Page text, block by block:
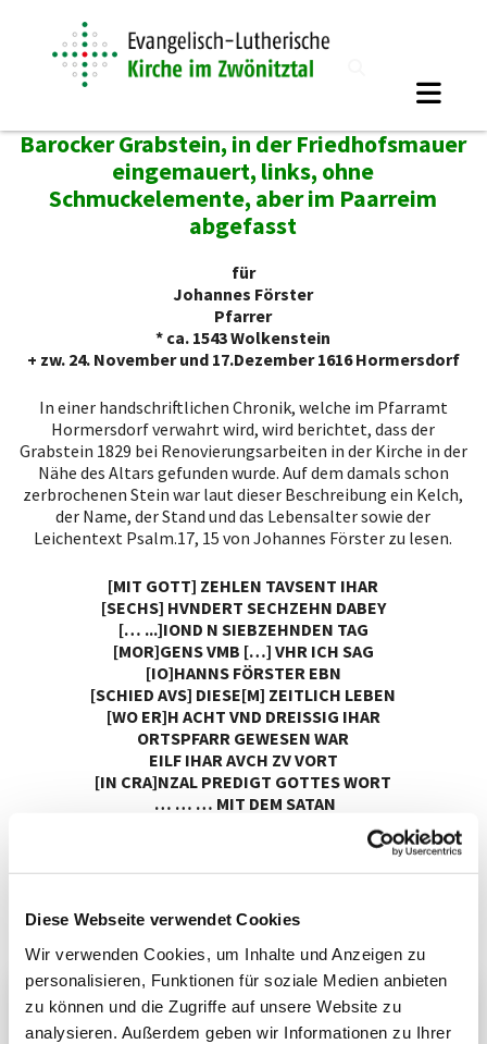
Diese Webseite verwendet Cookies
Wir verwenden Cookies, um Inhalte und Anzeigen zu
personalisieren, Funktionen für soziale Medien anbieten
zu können und die Zugriffe auf unsere Website zu
analysieren. Außerdem geben wir Informationen zu Ihrer
Barocker Grabstein, in der Friedhofsmauer
eingemauert, links, ohne
Schmuckelemente, aber im Paarreim
abgefasst
für
Johannes Förster
Pfarrer
* ca. 1543 Wolkenstein
+ zw. 24. November und 17.Dezember 1616 Hormersdorf
In einer handschriftlichen Chronik, welche im Pfarramt
Hormersdorf verwahrt wird, wird berichtet, dass der
Grabstein 1829 bei Renovierungsarbeiten in der Kirche in der
Nähe des Altars gefunden wurde. Auf dem damals schon
zerbrochenen Stein war laut dieser Beschreibung ein Kelch,
der Name, der Stand und das Lebensalter sowie der
Leichentext Psalm.17, 15 von Johannes Förster zu lesen.
[MIT GOTT] ZEHLEN TAVSENT IHAR
[SECHS] HVNDERT SECHZEHN DABEY
[… ...]IOND N SIEBZEHNDEN TAG
[MOR]GENS VMB […] VHR ICH SAG
[IO]HANNS FÖRSTER EBN
[SCHIED AVS] DIESE[M] ZEITLICH LEBEN
[WO ER]H ACHT VND DREISSIG IHAR
ORTSPFARR GEWESEN WAR
EILF IHAR AVCH ZV VORT
[IN CRA]NZAL PREDIGT GOTTES WORT
… … … MIT DEM SATAN
… GEHALTEN IESV CHRIST
… … … … … … … … …